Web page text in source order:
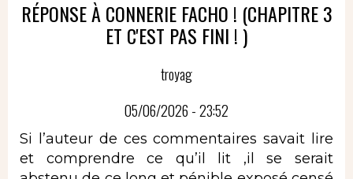
RÉPONSE À CONNERIE FACHO ! (CHAPITRE 3
ET C'EST PAS FINI ! )
troyag
05/06/2026 - 23:52
Si l’auteur de ces commentaires savait lire
et comprendre ce qu’il lit ,il se serait